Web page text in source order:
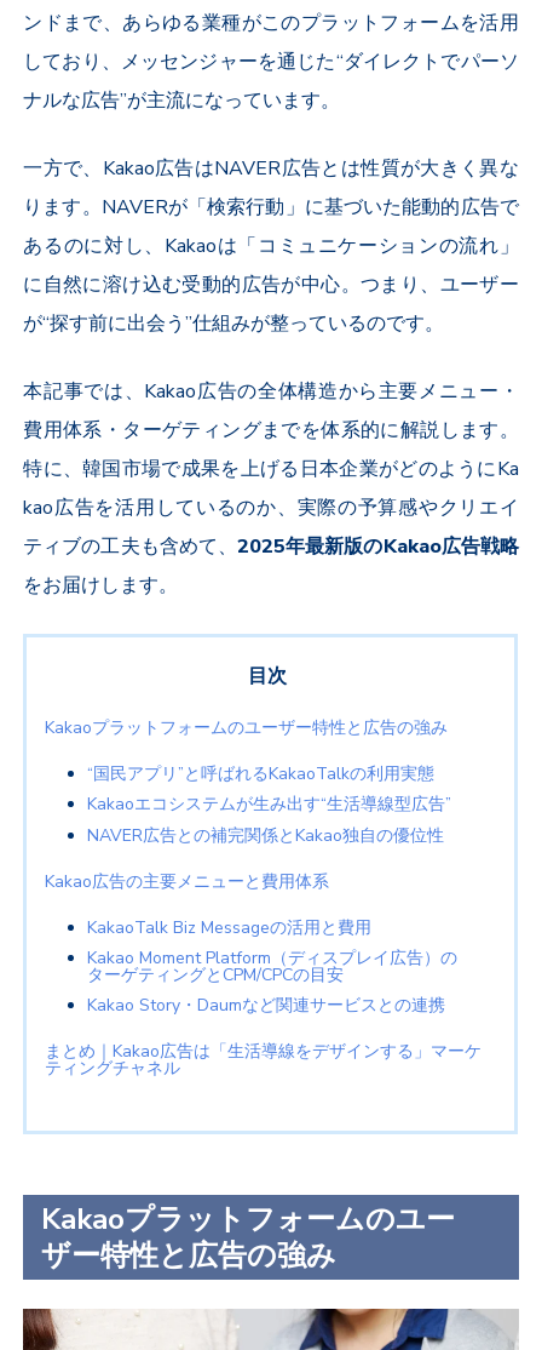
ンドまで、あらゆる業種がこのプラットフォームを活用
しており、メッセンジャーを通じた“ダイレクトでパーソ
ナルな広告”が主流になっています。
一方で、 Kakao広告はNAVER広告とは性質が大きく異な
ります。 NAVERが「検索行動」に基づいた能動的広告で
あるのに対し、 Kakaoは「コミュニケーションの流れ」
に自然に溶け込む受動的広告が中心。つまり、ユーザー
が“探す前に出会う”仕組みが整っているのです。
本記事では、 Kakao広告の全体構造から主要メニュー・
費用体系・ターゲティングまでを体系的に解説します。
特に、韓国市場で成果を上げる日本企業がどのようにKa
kao広告を活用しているのか、実際の予算感やクリエイ
ティブの工夫も含めて、2025年最新版のKakao広告戦略
をお届けします。
目次
Kakaoプラットフォームのユーザー特性と広告の強み
“国民アプリ”と呼ばれるKakaoTalkの利用実態
Kakaoエコシステムが生み出す“生活導線型広告”
NAVER広告との補完関係とKakao独自の優位性
Kakao広告の主要メニューと費用体系
KakaoTalk Biz Messageの活用と費用
Kakao Moment Platform （ディスプレイ広告）の
ターゲティングと CPM/CPCの目安
Kakao Story ・Daumなど関連サービスとの連携
まとめ｜Kakao広告は「生活導線をデザインする」マーケ
ティングチャネル
Kakaoプラットフォームのユー
ザー特性と広告の強み